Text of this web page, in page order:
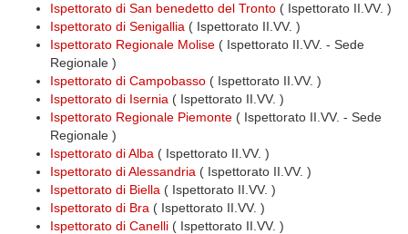
Ispettorato di San benedetto del Tronto ( Ispettorato II.VV. )
Ispettorato di Senigallia ( Ispettorato II.VV. )
Ispettorato Regionale Molise ( Ispettorato II.VV. - Sede
Regionale )
Ispettorato di Campobasso ( Ispettorato II.VV. )
Ispettorato di Isernia ( Ispettorato II.VV. )
Ispettorato Regionale Piemonte ( Ispettorato II.VV. - Sede
Regionale )
Ispettorato di Alba ( Ispettorato II.VV. )
Ispettorato di Alessandria ( Ispettorato II.VV. )
Ispettorato di Biella ( Ispettorato II.VV. )
Ispettorato di Bra ( Ispettorato II.VV. )
Ispettorato di Canelli ( Ispettorato II.VV. )